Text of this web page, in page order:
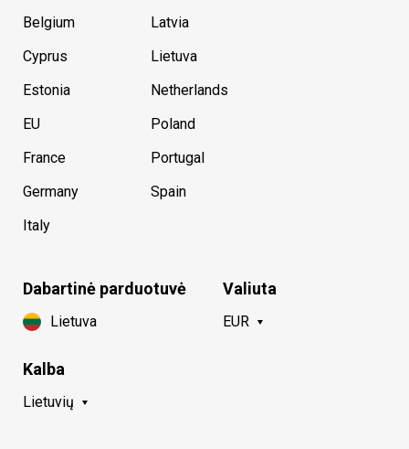
Belgium
Cyprus
Estonia
EU
France
Germany
Italy
Latvia
Lietuva
Netherlands
Poland
Portugal
Spain
Dabartinė parduotuvė
Lietuva
Kalba
Lietuvių
Valiuta
EUR